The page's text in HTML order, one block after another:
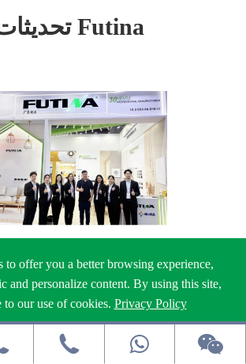
تحديثات Futina
فرانكفورت
to offer you a better browsing experience,
and personalize content. By using this site,
to our use of cookies. Privacy Policy